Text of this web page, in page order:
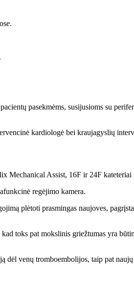
pasekmėms, susijusioms su
kardiologė bei kraujagyslių
Mechanical Assist, 16F ir 24F kateteriai
regėjimo kamera.
plėtoti prasmingas naujoves,
toks pat mokslinis griežtumas yra
dėl venų tromboembolijos, taip pat